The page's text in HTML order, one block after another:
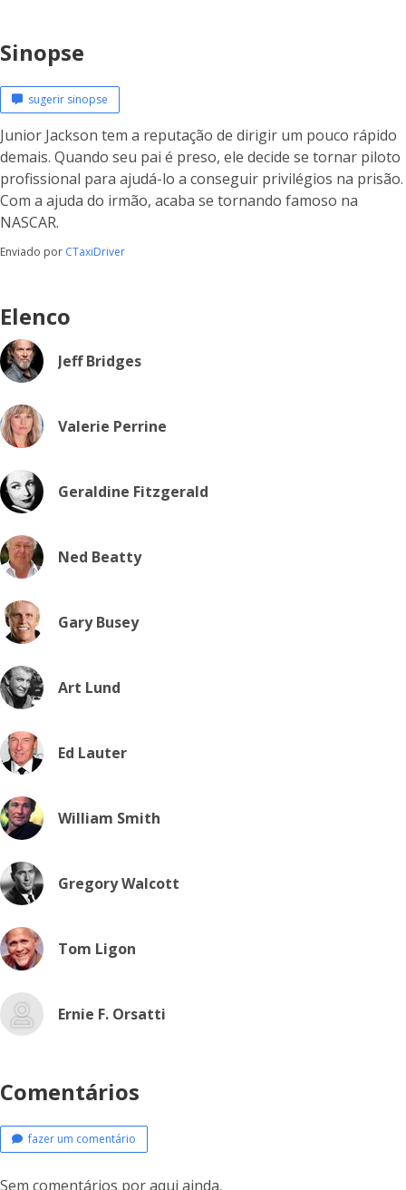
Sinopse
sugerir sinopse
Junior Jackson tem a reputação de dirigir um pouco rápido
demais. Quando seu pai é preso, ele decide se tornar piloto
profissional para ajudá-lo a conseguir privilégios na prisão.
Com a ajuda do irmão, acaba se tornando famoso na
NASCAR.
Enviado por CTaxiDriver
Elenco
Jeff Bridges
Valerie Perrine
Geraldine Fitzgerald
Ned Beatty
Gary Busey
Art Lund
Ed Lauter
William Smith
Gregory Walcott
Tom Ligon
Ernie F. Orsatti
Comentários
fazer um comentário
Sem comentários por aqui ainda.